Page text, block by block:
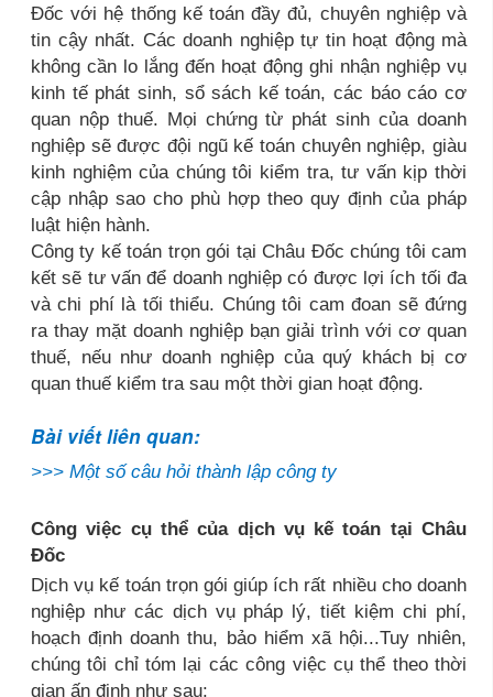
Đốc với hệ thống kế toán đầy đủ, chuyên nghiệp và
tin cậy nhất. Các doanh nghiệp tự tin hoạt động mà
không cần lo lắng đến hoạt động ghi nhận nghiệp vụ
kinh tế phát sinh, sổ sách kế toán, các báo cáo cơ
quan nộp thuế. Mọi chứng từ phát sinh của doanh
nghiệp sẽ được đội ngũ kế toán chuyên nghiệp, giàu
kinh nghiệm của chúng tôi kiểm tra, tư vấn kịp thời
cập nhập sao cho phù hợp theo quy định của pháp
luật hiện hành.
Công ty kế toán trọn gói tại Châu Đốc chúng tôi cam
kết sẽ tư vấn để doanh nghiệp có được lợi ích tối đa
và chi phí là tối thiểu. Chúng tôi cam đoan sẽ đứng
ra thay mặt doanh nghiệp bạn giải trình với cơ quan
thuế, nếu như doanh nghiệp của quý khách bị cơ
quan thuế kiểm tra sau một thời gian hoạt động.
Bài viết liên quan:
>>> Một số câu hỏi thành lập công ty
Công việc cụ thể của dịch vụ kế toán tại Châu
Đốc
Dịch vụ kế toán trọn gói giúp ích rất nhiều cho doanh
nghiệp như các dịch vụ pháp lý, tiết kiệm chi phí,
hoạch định doanh thu, bảo hiểm xã hội...Tuy nhiên,
chúng tôi chỉ tóm lại các công việc cụ thể theo thời
gian ấn định như sau: